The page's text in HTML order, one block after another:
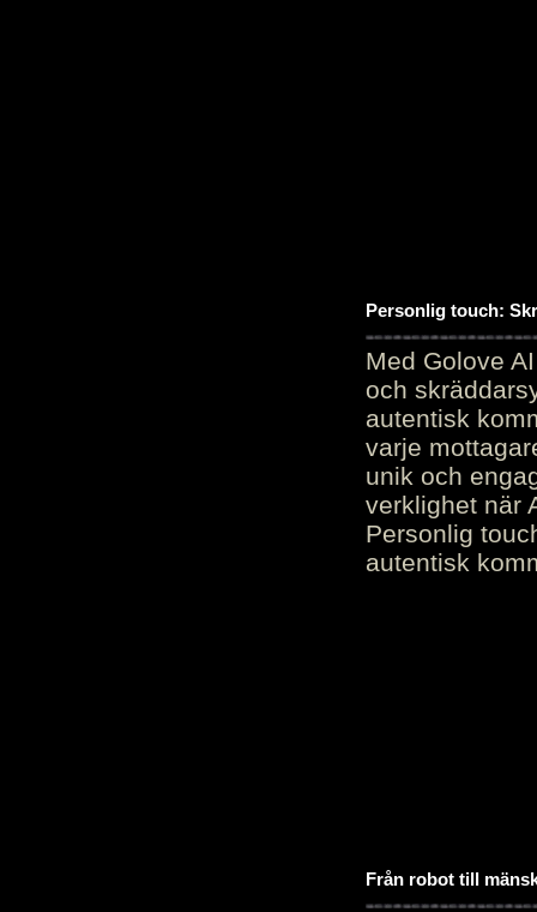
Personlig touch:
Med Golove
och
autentisk
varje
unik och
verklighet när
Personlig
autentisk
Från robot till